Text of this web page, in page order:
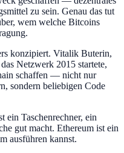
zu sein. Genau das tut
wem welche Bitcoins
konzipiert. Vitalik Buterin,
Netzwerk 2015 startete,
schaffen — nicht nur
sondern beliebigen Code
ein Taschenrechner, ein
gut macht. Ethereum ist ein
ausführen kannst.